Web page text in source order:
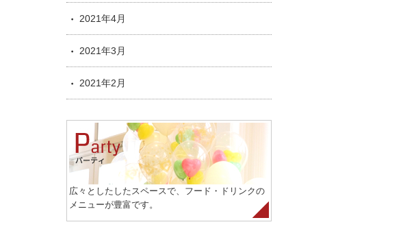
2021年4月
2021年3月
2021年2月
広々としたしたスペースで、フード・ドリンクの
メニューが豊富です。